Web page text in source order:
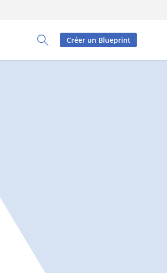
Toggle Search Panel
Créer un Blueprint